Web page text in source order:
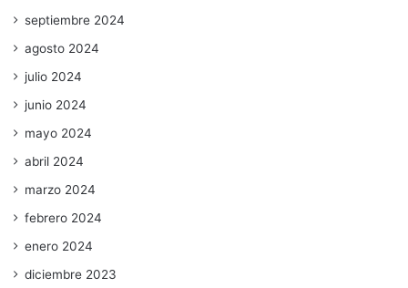
septiembre 2024
agosto 2024
julio 2024
junio 2024
mayo 2024
abril 2024
marzo 2024
febrero 2024
enero 2024
diciembre 2023